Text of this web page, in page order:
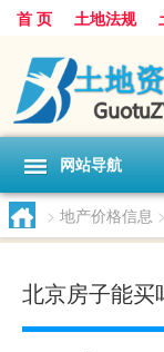
首 页 土地法规
网站导航
> 地产价格信息 >
北京房子能买